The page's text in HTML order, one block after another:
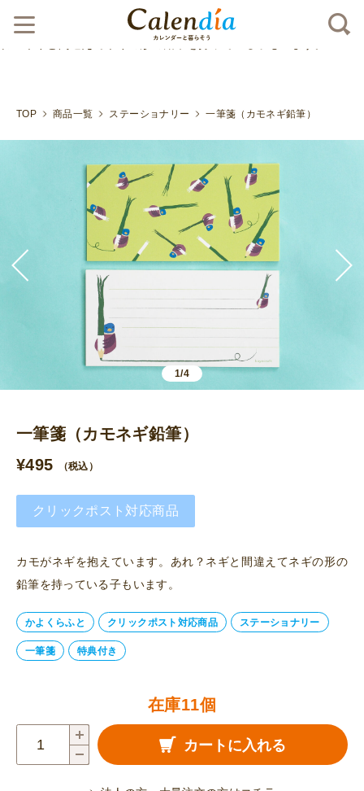
クリックポスト対応商品 カモがネギを抱えています。あ
れ？ネギと間違えてネギの形の鉛筆を持っている子もいます。">
TOP 商品一覧 ステーショナリー 一筆箋（カモネギ鉛筆）
1/4
一筆箋（カモネギ鉛筆）
¥495 （税込）
クリックポスト対応商品
カモがネギを抱えています。あれ？ネギと間違えてネギの形の
鉛筆を持っている子もいます。
かよくらふと クリックポスト対応商品 ステーショナリー
一筆箋 特典付き
在庫11個
カートに入れる